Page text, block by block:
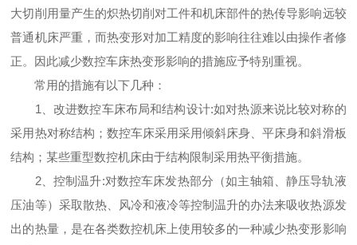
大切削用量产生的炽热切削对工件和机床部件的热传导影响远较
普通机床严重，而热变形对加工精度的影响往往难以由操作者修
正。因此减少数控车床热变形影响的措施应予特别重视。
常用的措施有以下几种：
1、改进数控车床布局和结构设计:如对热源来说比较对称的
采用热对称结构；数控车床采用采用倾斜床身、平床身和斜滑板
结构；某些重型数控机床由于结构限制采用热平衡措施。
2、控制温升:对数控车床发热部分（如主轴箱、静压导轨液
压油等）采取散热、风冷和液冷等控制温升的办法来吸收热源发
出的热量，是在各类数控机床上使用较多的一种减少热变形影响